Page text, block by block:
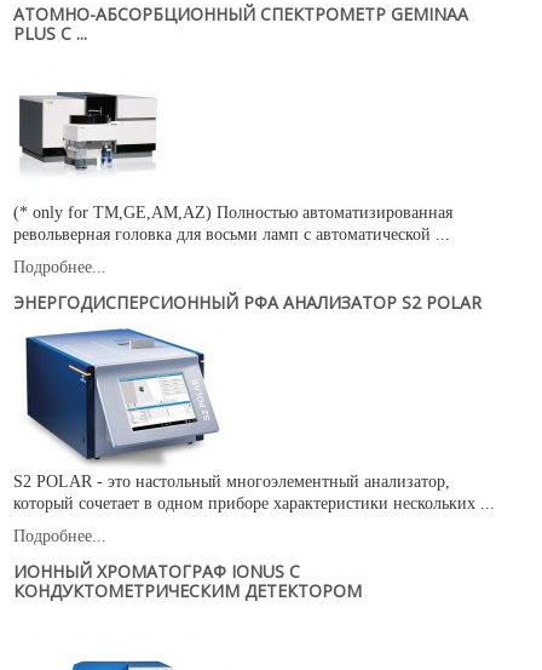
ОБРАТНАЯ СВЯЗЬ
АТОМНО-АБСОРБЦИОННЫЙ СПЕКТРОМЕТР GEMINAA
PLUS С ...
(* only for TM,GE,AM,AZ) Полностью автоматизированная
револьверная головка для восьми ламп с автоматической ...
Подробнее...
ЭНЕРГОДИСПЕРСИОННЫЙ РФА АНАЛИЗАТОР S2 POLAR
S2 POLAR - это настольный многоэлементный анализатор,
который сочетает в одном приборе характеристики нескольких ...
Подробнее...
ИОННЫЙ ХРОМАТОГРАФ IONUS C
КОНДУКТОМЕТРИЧЕСКИМ ДЕТЕКТОРОМ